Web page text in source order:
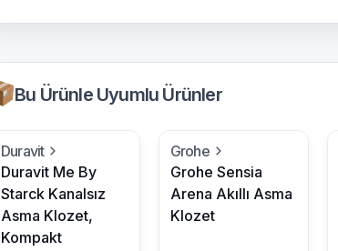
Bu Ürünle Uyumlu Ürünler
Duravit
Duravit Me By
Starck Kanalsız
Asma Klozet,
Kompakt
Grohe
Grohe Sensia
Arena Akıllı Asma
Klozet